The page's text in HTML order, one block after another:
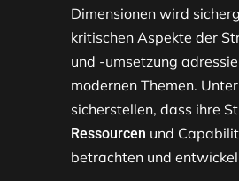
Dimensionen wird
kritischen Aspekte der
und -umsetzung
modernen Themen.
sicherstellen, dass ihre
Ressourcen und
betrachten und